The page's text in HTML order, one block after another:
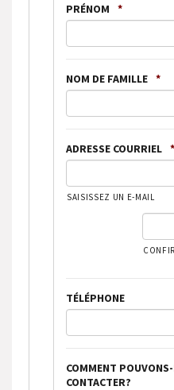
PRÉNOM *
NOM DE FAMILLE *
ADRESSE COURRIEL *
SAISISSEZ UN E-MAIL
TÉLÉPHONE
COMMENT
CONTACTER?